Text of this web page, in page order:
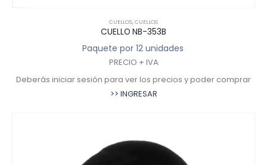
CUELLOS,CUELLOS
CUELLO NB-353B
Paquete por 12 unidades
PRECIO + IVA
Deberás iniciar sesión para ver los precios y poder comprar
>> INGRESAR